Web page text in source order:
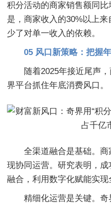
积分活动的商家销售额同
是，商家收入的30%以上
少了对单一收入的依赖。
05 风口新策略：把握
随着2025年接近尾声
界平台抓住年底消费风口。
全渠道融合是基础。
现协同运营。研究表明，
融合，利用数字化赋能实现
精细化运营是关键。奇